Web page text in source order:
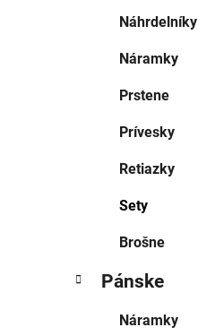
Náhrdelníky
Náramky
Prstene
Prívesky
Retiazky
Sety
Brošne
Pánske
Náramky